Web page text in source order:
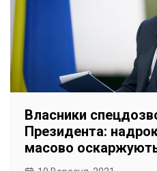
Власники
Президента:
масово